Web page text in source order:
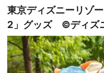
東京ディズニーリゾ
2」グッズ ©ディズ